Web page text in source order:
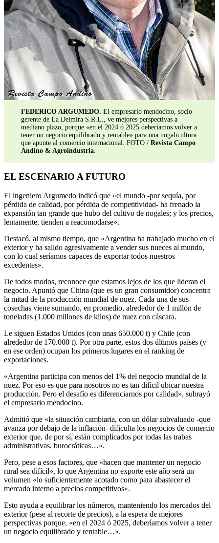
FEDERICO ARGUMEDO. El empresario mendocino, socio
gerente de La Delmira S.R.L., ve mejores perspectivas a
mediano plazo, porque «en el 2024 ó 2025 deberíamos volver a
tener un negocio equilibrado y rentable» para una nogalicultura
que apunte al comercio internacional. FOTO /Revista Campo
Andino & Agroindustria.
EL ESCENARIO A FUTURO
El ingeniero Argumedo indicó que «el mundo -por sequía, por
pérdida de calidad, por pérdida de competitividad- ha frenado la
expansión tan grande que hubo del cultivo de nogales; y los precios,
lentamente, tienden a reacomodarse».
Destacó, al mismo tiempo, que «Argentina ha trabajado mucho en el
exterior y ha salido agresivamente a vender sus nueces al mundo,
con lo cual seríamos capaces de exportar todos nuestros
excedentes».
De todos modos, reconoce que estamos lejos de los que lideran el
negocio. Apuntó que China (que es un gran consumidor) concentra
la mitad de la producción mundial de nuez. Cada una de sus
cosechas viene sumando, en promedio, alrededor de 1 millón de
toneladas (1.000 millones de kilos) de nuez con cáscara.
Le siguen Estados Unidos (con unas 650.000 t) y Chile (con
alrededor de 170.000 t). Por otra parte, estos dos últimos países (y
en ese orden) ocupan los primeros lugares en el ranking de
exportaciones.
«Argentina participa con menos del 1% del negocio mundial de la
nuez. Por eso es que para nosotros no es tan difícil ubicar nuestra
producción. Pero el desafío es diferenciarnos por calidad», subrayó
el empresario mendocino.
Admitió que «la situación cambiaria, con un dólar subvaluado -que
avanza por debajo de la inflación- dificulta los negocios de comercio
exterior que, de por sí, están complicados por todas las trabas
administrativas, burocráticas…».
Pero, pese a esos factores, que «hacen que mantener un negocio
rural sea difícil», lo que Argentina no exporte este año será un
volumen «lo suficientemente acotado como para abastecer el
mercado interno a precios competitivos».
Esto ayuda a equilibrar los números, manteniendo los mercados del
exterior (pese al recorte de precios), a la espera de mejores
perspectivas porque, «en el 2024 ó 2025, deberíamos volver a tener
un negocio equilibrado y rentable…».